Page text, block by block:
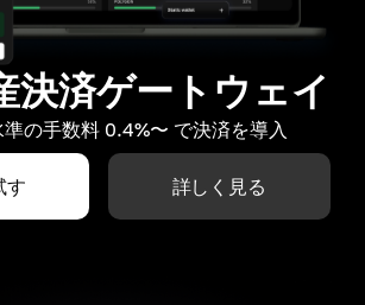
決済ゲートウェイ
の手数料 0.4%〜 で決済を導入
す 詳しく見る